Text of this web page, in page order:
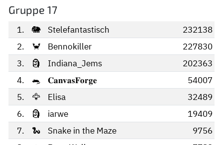
Gruppe 17
1. 🐘 Stelefantastisch
232138
2.
🦀 Bennokiller
227830
3.
🗿 Indiana_Jems
202363
4.
🐀 𝐂𝐚𝐧𝐯𝐚𝐬𝐅𝐨𝐫𝐠𝐞
54007
5.
🦅 Elisa
32489
6.
🗿 iarwe
19409
7.
🐍 Snake in the Maze
9756